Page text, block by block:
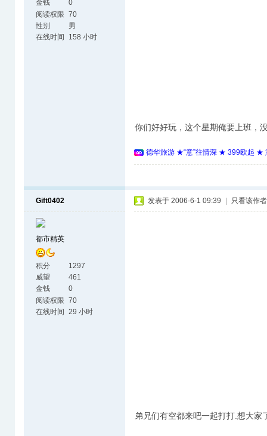
金钱
0
阅读权限 70
性别
男
在线时间
158 小时
你们好好玩，这个星期俺要上班，
德华旅游 ★“意”往情深 ★ 399欧起 ★
Gift0402
都市精英
积分
1297
威望
461
金钱
0
阅读权限 70
在线时间 29 小时
发表于 2006-6-1 09:39 只看该作者
弟兄们有空都来吧一起打打.想大家